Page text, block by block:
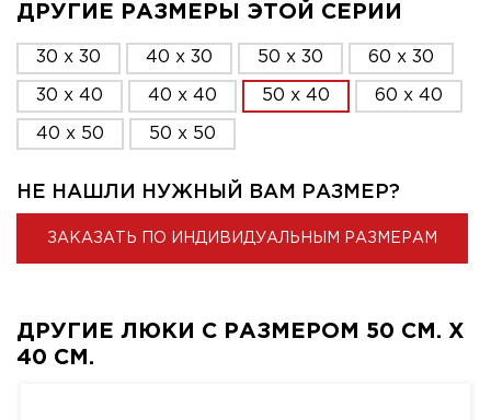
ДРУГИЕ РАЗМЕРЫ ЭТОЙ СЕРИИ
30 x 30 40 x 30 50 x 30 60 x 30
30 x 40 40 x 40 50 x 40 60 x 40
40 x 50 50 x 50
НЕ НАШЛИ НУЖНЫЙ ВАМ РАЗМЕР?
ЗАКАЗАТЬ ПО ИНДИВИДУАЛЬНЫМ РАЗМЕРАМ
ДРУГИЕ ЛЮКИ С РАЗМЕРОМ 50 СМ. X
40 СМ.